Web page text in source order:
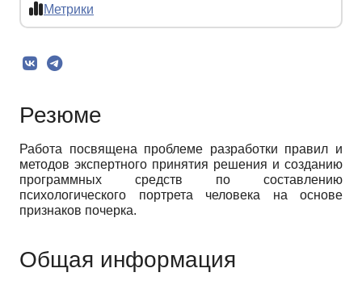
Метрики
Резюме
Работа посвящена проблеме разработки правил и
методов экспертного принятия решения и созданию
программных средств по составлению
психологического портрета человека на основе
признаков почерка.
Общая информация